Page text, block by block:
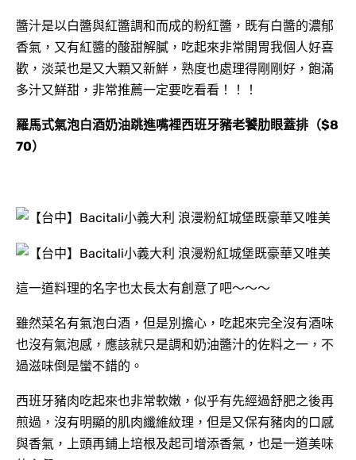
醬汁是以白醬與紅醬調和而成的粉紅醬，既有白醬的濃郁
香氣，又有紅醬的酸甜解膩，吃起來非常開胃我個人好喜
歡，淡菜也是又大顆又新鮮，熟度也處理得剛剛好，飽滿
多汁又鮮甜，非常推薦一定要吃看看！！！
羅馬式氣泡白酒奶油跳進嘴裡西班牙豬老饕肋眼蓋排（$8
70）
這一道料理的名字也太長太有創意了吧～～～
雖然菜名有氣泡白酒，但是別擔心，吃起來完全沒有酒味
也沒有氣泡感，應該就只是調和奶油醬汁的佐料之一，不
過滋味倒是蠻不錯的。
西班牙豬肉吃起來也非常軟嫩，似乎有先經過舒肥之後再
煎過，沒有明顯的肌肉纖維紋理，但是又保有豬肉的口感
與香氣，上頭再鋪上培根及起司增添香氣，也是一道美味